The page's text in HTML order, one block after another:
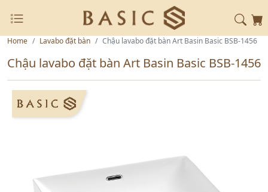
Home Lavabo đặt bàn Chậu lavabo đặt bàn Art Basin Basic BSB-1456
Chậu lavabo đặt bàn Art Basin Basic BSB-1456